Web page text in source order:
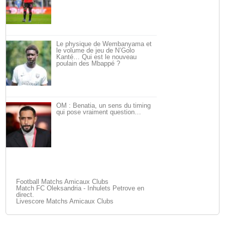
Le physique de Wembanyama et
le volume de jeu de N’Golo
Kanté… Qui est le nouveau
poulain des Mbappé ?
OM : Benatia, un sens du timing
qui pose vraiment question…
Football Matchs Amicaux Clubs
Match FC Oleksandria - Inhulets Petrove en
direct.
Livescore Matchs Amicaux Clubs